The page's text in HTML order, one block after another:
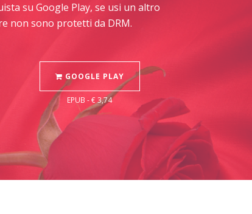
su Google Play, se usi un altro
non sono protetti da DRM.
GOOGLE PLAY
EPUB - € 3,74